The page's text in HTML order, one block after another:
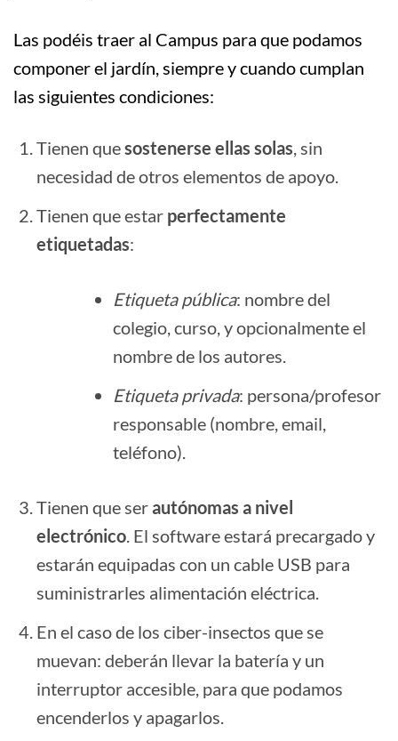
Las podéis traer al Campus para que podamos
componer el jardín, siempre y cuando cumplan
las siguientes condiciones:
Tienen quesostenerse ellas solas, sin
necesidad de otros elementos de apoyo.
Tienen que estar perfectamente
etiquetadas:
Etiqueta pública: nombre del
colegio, curso, y opcionalmente el
nombre de los autores.
Etiqueta privada: persona/profesor
responsable (nombre, email,
teléfono).
Tienen que serautónomas a nivel
electrónico. El software estará precargado y
estarán equipadas con un cable USB para
suministrarles alimentación eléctrica.
En el caso de los ciber-insectos que se
muevan: deberán llevar la batería y un
interruptor accesible, para que podamos
encenderlos y apagarlos.